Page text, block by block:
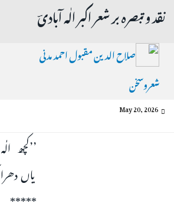
نقد وتبصرہ بر شعر اکبر الٰہ آبادیؔ
صلاح الدین مقبول احمد مدنی
شعروسخن
May 20, 2026
’’کچھ
یاں
*****